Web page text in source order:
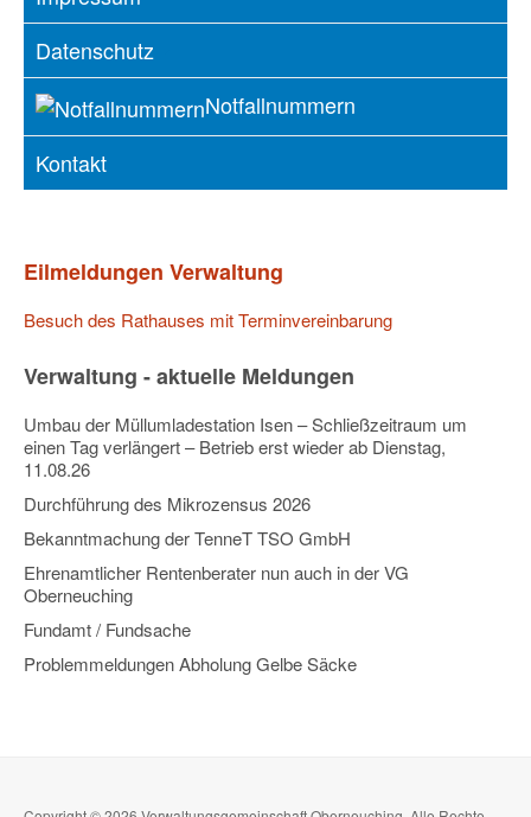
Datenschutz
Notfallnummern
Kontakt
Eilmeldungen Verwaltung
Besuch des Rathauses mit Terminvereinbarung
Verwaltung - aktuelle Meldungen
Umbau der Müllumladestation Isen – Schließzeitraum um
einen Tag verlängert – Betrieb erst wieder ab Dienstag,
11.08.26
Durchführung des Mikrozensus 2026
Bekanntmachung der TenneT TSO GmbH
Ehrenamtlicher Rentenberater nun auch in der VG
Oberneuching
Fundamt / Fundsache
Problemmeldungen Abholung Gelbe Säcke